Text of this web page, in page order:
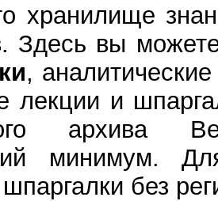
хранилище
Здесь вы
,
лекции и
архива
минимум.
без